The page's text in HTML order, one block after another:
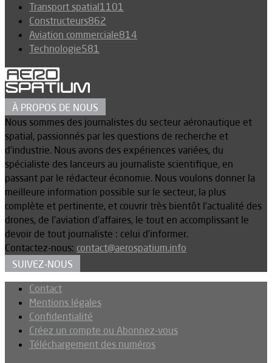
Transport spatial1101
Constructeurs862
Aviation commerciale814
Technologie581
À PROPOS DE NOUS
Nous sommes des journalistes du secteur aéronautique et
spatial, passionnés par les questions de recherche et
d’industrie. Nous avons des expériences variées, du
spécialiste des lanceurs au journaliste scientifique, en
passant par le rédacteur économie. Nous voulons donner la
meilleure information possible sur le secteur, la plus
complète et pertinente, et couvrir très bientôt l’actualité des
drones, de l’aviation d’affaires, le tout en accomplissant le
devoir de tout journaliste : celui d’informer.
Contactez-nous: contact@aerospatium.info
SUIVEZ-NOUS
Contact
Mentions légales
Confidentialité
Créez un compte ou Abonnez-vous
Téléchargement des numéros